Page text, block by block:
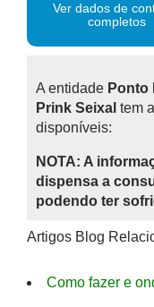
Ver dados de
completos
A entidade Ponto
Prink Seixal tem
disponíveis:
NOTA: A
dispensa a
podendo ter
Artigos Blog
Como fazer e